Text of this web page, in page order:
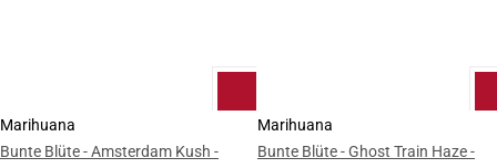
Marihuana
Bunte Blüte - Amsterdam Kush -
Marihuana
Bunte Blüte - Ghost Train Haze -